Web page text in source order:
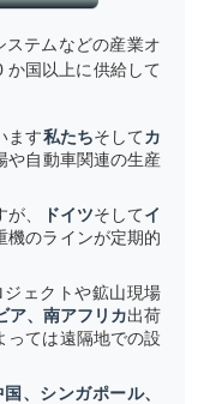
ステムなどの産業オ
か国以上に供給して
ます私たちそしてカ
や自動車関連の生産
、 ドイツそしてイ
機のラインが定期的
ェクトや鉱山現場
ア、南アフリカ出荷
っては遠隔地での設
国、シンガポール、